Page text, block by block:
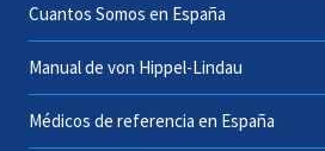
Cuantos Somos en España
Manual de von Hippel-Lindau
Médicos de referencia en España